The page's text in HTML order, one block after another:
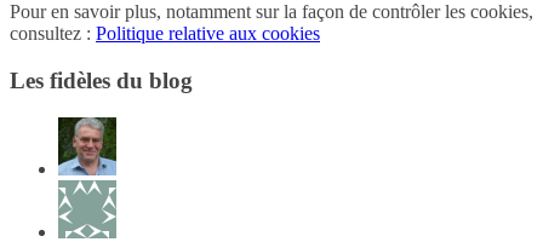
Pour en savoir plus, notamment sur la façon de contrôler les cookies,
consultez : Politique relative aux cookies
Les fidèles du blog